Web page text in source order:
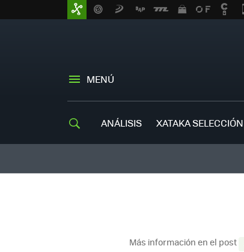
MENÚ
ANÁLISIS XATAKA SELECCIÓN
Más información en el post